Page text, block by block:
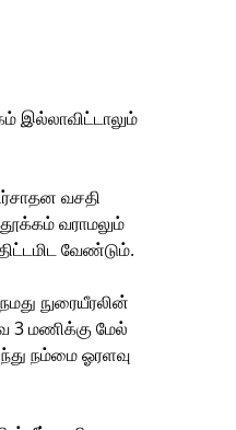
இல்லாவிட்டாலும்
வசதி
வராமலும்
வேண்டும்.
நுரையீரலின்
3 மணிக்கு மேல்
நம்மை ஓரளவு